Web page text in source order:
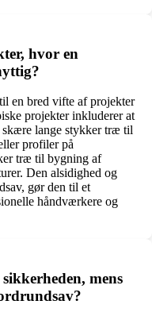
hvor en
en bred vifte af projekter
projekter inkluderer at
lange stykker træ til
profiler på
træ til bygning af
Den alsidighed og
gør den til et
håndværkere og
mens